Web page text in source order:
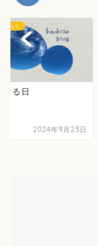
暮らし
する日
2024年9月23日